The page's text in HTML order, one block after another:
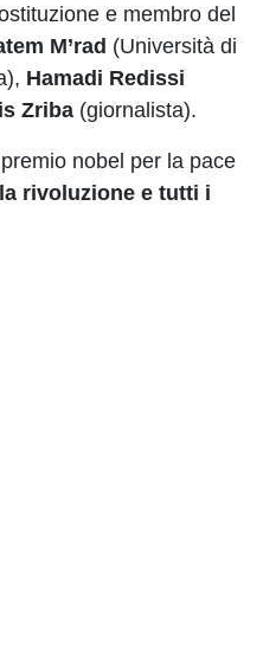
e membro del
M’rad (Università di
Hamadi Redissi
Zriba (giornalista).
nobel per la pace
rivoluzione e tutti i